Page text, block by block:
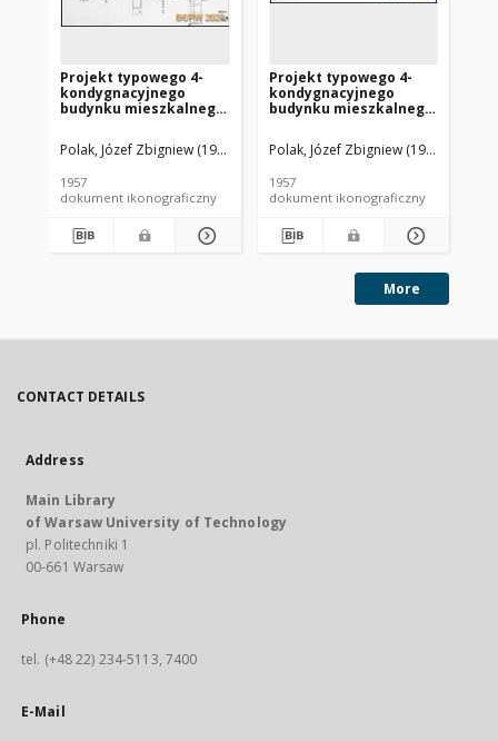
Projekt typowego 4-
kondygnacyjnego
budynku mieszkalnego
uprzemysłowioną -
Konkurs SARP nr 231 :
wyróżnienie. Zdj. 23,
Szczegół połączenia
poprzeczną
Polak, Józef Zbigniew (1923- ). Architekt Cygan, Jerzy. Architekt
1957
dokument ikonograficzny
Projekt typowego 4-
kondygnacyjnego
budynku mieszkalnego
uprzemysłowioną -
Konkurs SARP nr 231 :
wyróżnienie. Zdj. 13,
Trzy przekroje budynku
Polak, Józef Zbigniew (1923- ).
1957
dokument ikonograficzny
More
CONTACT DETAILS
Address
Main Library
of Warsaw University of Technology
pl. Politechniki 1
00-661 Warsaw
Phone
tel. (+48 22) 234-5113, 7400
E-Mail